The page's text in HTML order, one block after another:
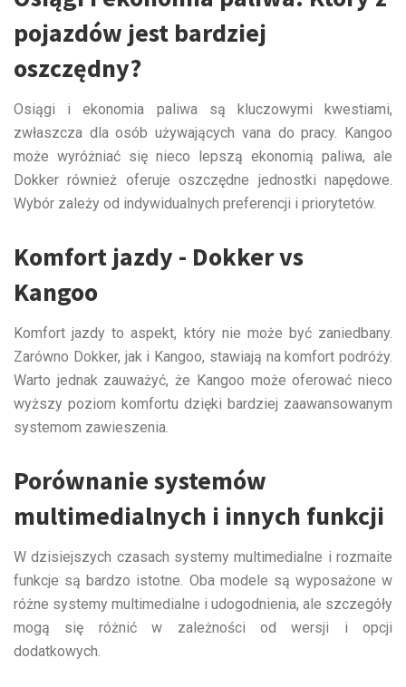
pojazdów jest bardziej
oszczędny?
Osiągi i ekonomia paliwa są kluczowymi kwestiami,
zwłaszcza dla osób używających vana do pracy. Kangoo
może wyróżniać się nieco lepszą ekonomią paliwa, ale
Dokker również oferuje oszczędne jednostki napędowe.
Wybór zależy od indywidualnych preferencji i priorytetów.
Komfort jazdy - Dokker vs
Kangoo
Komfort jazdy to aspekt, który nie może być zaniedbany.
Zarówno Dokker, jak i Kangoo, stawiają na komfort podróży.
Warto jednak zauważyć, że Kangoo może oferować nieco
wyższy poziom komfortu dzięki bardziej zaawansowanym
systemom zawieszenia.
Porównanie systemów
multimedialnych i innych funkcji
W dzisiejszych czasach systemy multimedialne i rozmaite
funkcje są bardzo istotne. Oba modele są wyposażone w
różne systemy multimedialne i udogodnienia, ale szczegóły
mogą się różnić w zależności od wersji i opcji
dodatkowych.